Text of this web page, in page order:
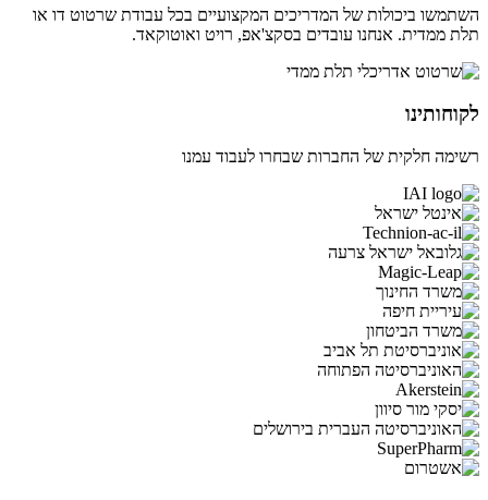
השתמשו ביכולות של המדריכים המקצועיים בכל עבודת שרטוט דו או
תלת ממדית. אנחנו עובדים בסקצ'אפ, רויט ואוטוקאד.
לקוחותינו
רשימה חלקית של החברות שבחרו לעבוד עמנו